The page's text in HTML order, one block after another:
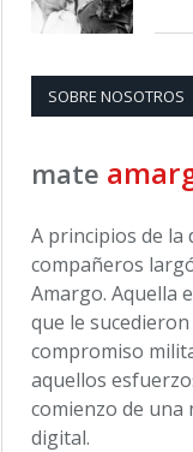
SOBRE NOSOTROS
mate
A principios de la
compañeros
Amargo. Aquella
que le
compromiso
aquellos
comienzo de
digital.